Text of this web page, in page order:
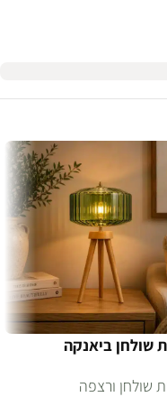
שולחן ביאנקה
שולחן ורצפה